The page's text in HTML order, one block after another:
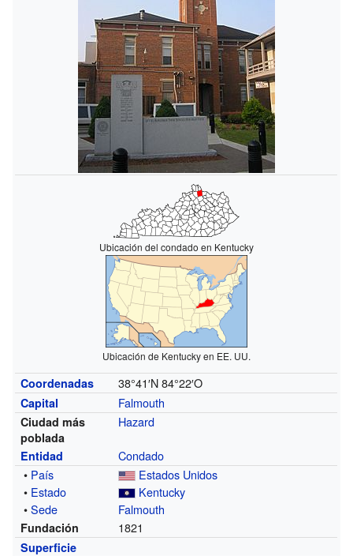
Ubicación del condado en Kentucky
Ubicación de Kentucky en EE. UU.
Coordenadas 38°41′N 84°22′O
Capital Falmouth
Ciudad más
poblada
Hazard
Entidad
Condado
• País
Estados Unidos
• Estado
Kentucky
•Sede Falmouth
Fundación 1821
Superficie